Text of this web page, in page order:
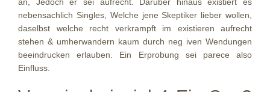
nebensachlich Singles, Welche jene Skeptiker lieber wollen,
daselbst welche recht verkrampft im existieren aufrecht
stehen & umherwandern kaum durch neg iven Wendungen
beeindrucken erlauben. Ein Erprobung sei parece also
Einfluss.